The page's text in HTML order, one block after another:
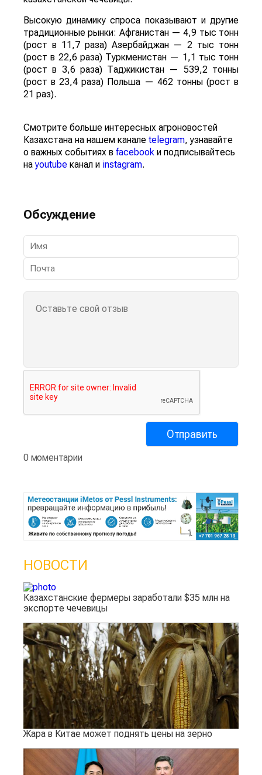
Высокую динамику спроса показывают и другие
традиционные рынки: Афганистан — 4,9 тыс тонн
(рост в 11,7 раза) Азербайджан — 2 тыс тонн
(рост в 22,6 раза) Туркменистан — 1,1 тыс тонн
(рост в 3,6 раза) Таджикистан — 539,2 тонны
(рост в 23,4 раза) Польша — 462 тонны (рост в
21 раз).
Смотрите больше интересных агроновостей
Казахстана на нашем канале telegram, узнавайте
о важных событиях в facebook и подписывайтесь
наyoutube канал и instagram.
Обсуждение
0 моментарии
НОВОСТИ
Казахстанские фермеры заработали $35 млн на
экспорте чечевицы
Жара в Китае может поднять цены на зерно